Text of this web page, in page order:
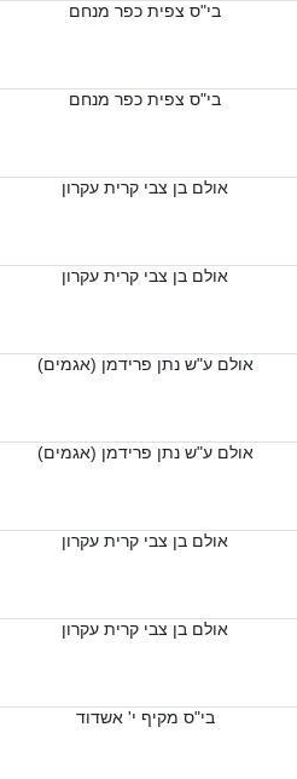
בי"ס צפית כפר מנחם
בי"ס צפית כפר מנחם
אולם בן צבי קרית עקרון
אולם בן צבי קרית עקרון
אולם ע"ש נתן פרידמן (אגמים)
אולם ע"ש נתן פרידמן (אגמים)
אולם בן צבי קרית עקרון
אולם בן צבי קרית עקרון
בי"ס מקיף י' אשדוד